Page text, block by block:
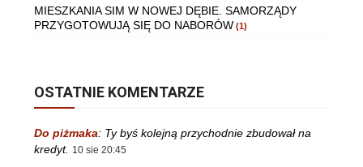
MIESZKANIA SIM W NOWEJ DĘBIE. SAMORZĄDY
PRZYGOTOWUJĄ SIĘ DO NABORÓW (1)
OSTATNIE KOMENTARZE
Do piżmaka: Ty byś kolejną przychodnie zbudował na
kredyt. 10 sie 20:45